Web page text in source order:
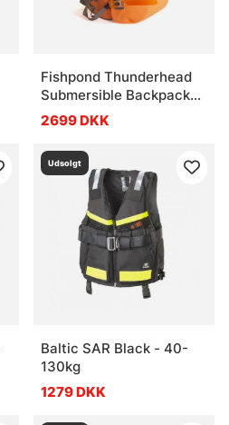
Fishpond Thunderhead
Submersible Backpack
Cutthroat Orange
2699 DKK
Udsolgt
Baltic SAR Black - 40-
130kg
1279 DKK